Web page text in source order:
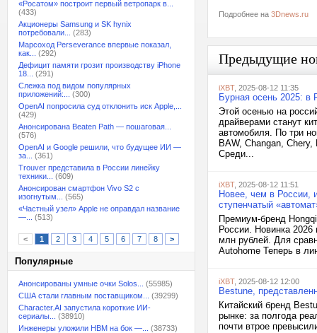
«Росатом» построит первый ветропарк в...
(433)
Акционеры Samsung и SK hynix
потребовали...
(283)
Марсоход Perseverance впервые показал,
как...
(292)
Дефицит памяти грозит производству iPhone
18...
(291)
Слежка под видом популярных
приложений:...
(300)
OpenAI попросила суд отклонить иск Apple,...
(429)
Анонсирована Beaten Path — пошаговая...
(576)
OpenAI и Google решили, что будущее ИИ —
за...
(361)
Trouver представила в России линейку
техники...
(609)
Анонсирован смартфон Vivo S2 с
изогнутым...
(565)
«Частный узел» Apple не оправдал название
—...
(513)
< 1 2 3 4 5 6 7 8 >
Популярные
Анонсированы умные очки Solos...
(55985)
США стали главным поставщиком...
(39299)
Character.AI запустила короткие ИИ-
сериалы...
(38910)
Инженеры уложили HBM на бок —...
(38733)
Подробнее на 3Dnews.ru
Предыдущие
iXBT, 2025-08-12 11:35
Бурная осень 2025: в
Этой осенью на
драйверами станут
автомобиля. По три
BAW, Changan,
Среди...
iXBT, 2025-08-12 11:51
Новее, чем в России,
ступенчатый
Премиум-бренд
России. Новинка
млн рублей. Для
Autohome Теперь в
iXBT, 2025-08-12 12:00
Bestune,
Китайский бренд
рынке: за полгода
почти втрое